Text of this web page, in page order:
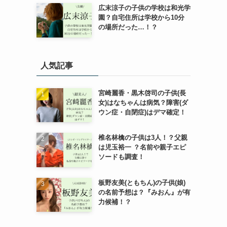
広末涼子の子供の学校は和光学
園？自宅住所は学校から10分
の場所だった…！？
人気記事
宮崎麗香・黒木啓司の子供(長
女)はなちゃんは病気？障害(ダ
ウン症・自閉症)はデマ確定！
椎名林檎の子供は3人！？父親
は児玉裕一 ？名前や親子エピ
ソードも調査！
板野友美(ともちん)の子供(娘)
の名前予想は？『みおん』が有
力候補！？